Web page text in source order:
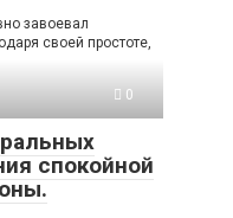
завоевал
своей простоте,
0
спокойной